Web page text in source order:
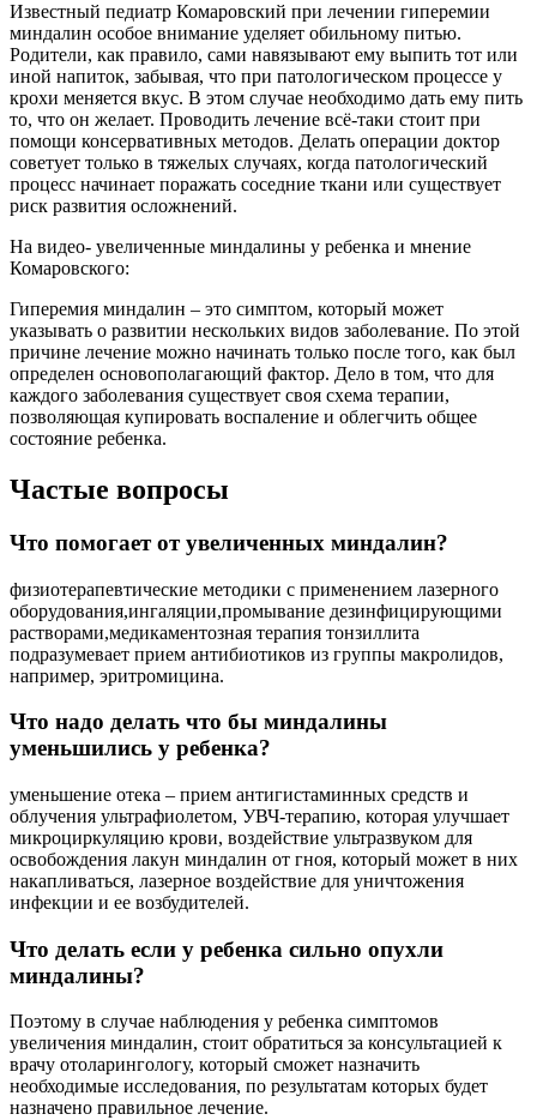
Известный педиатр Комаровский при лечении гиперемии
миндалин особое внимание уделяет обильному питью.
Родители, как правило, сами навязывают ему выпить тот или
иной напиток, забывая, что при патологическом процессе у
крохи меняется вкус. В этом случае необходимо дать ему пить
то, что он желает. Проводить лечение всё-таки стоит при
помощи консервативных методов. Делать операции доктор
советует только в тяжелых случаях, когда патологический
процесс начинает поражать соседние ткани или существует
риск развития осложнений.
На видео- увеличенные миндалины у ребенка и мнение
Комаровского:
Гиперемия миндалин – это симптом, который может
указывать о развитии нескольких видов заболевание. По этой
причине лечение можно начинать только после того, как был
определен основополагающий фактор. Дело в том, что для
каждого заболевания существует своя схема терапии,
позволяющая купировать воспаление и облегчить общее
состояние ребенка.
Частые вопросы
Что помогает от увеличенных миндалин?
физиотерапевтические методики с применением лазерного
оборудования,ингаляции,промывание дезинфицирующими
растворами,медикаментозная терапия тонзиллита
подразумевает прием антибиотиков из группы макролидов,
например, эритромицина.
Что надо делать что бы миндалины
уменьшились у ребенка?
уменьшение отека – прием антигистаминных средств и
облучения ультрафиолетом, УВЧ-терапию, которая улучшает
микроциркуляцию крови, воздействие ультразвуком для
освобождения лакун миндалин от гноя, который может в них
накапливаться, лазерное воздействие для уничтожения
инфекции и ее возбудителей.
Что делать если у ребенка сильно опухли
миндалины?
Поэтому в случае наблюдения у ребенка симптомов
увеличения миндалин, стоит обратиться за консультацией к
врачу отоларингологу, который сможет назначить
необходимые исследования, по результатам которых будет
назначено правильное лечение.